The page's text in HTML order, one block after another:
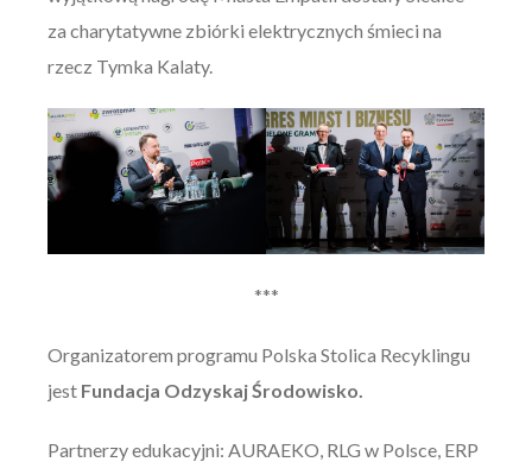
za charytatywne zbiórki elektrycznych śmieci na
rzecz Tymka Kalaty.
***
Organizatorem programu Polska Stolica Recyklingu
jest Fundacja Odzyskaj Środowisko.
Partnerzy edukacyjni: AURAEKO, RLG w Polsce, ERP